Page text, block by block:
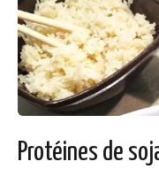
Protéines de